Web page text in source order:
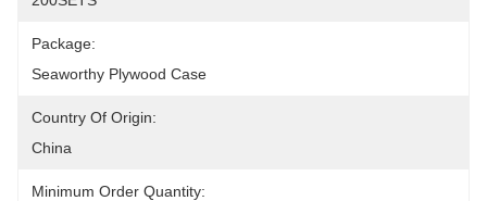
Package:
Seaworthy Plywood Case
Country Of Origin:
China
Minimum Order Quantity: